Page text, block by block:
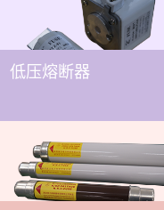
低压熔断器